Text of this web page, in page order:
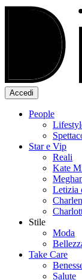
Accedi
People
Star e Vip
Reali
Kate
Letizia
Stile
Moda
Take Care
Salute